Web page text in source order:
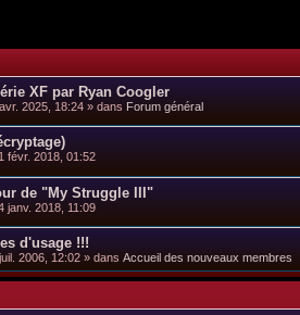
XF par Ryan Coogler
2025, 18:24 » dans Forum général
févr. 2018, 01:52
de "My Struggle III"
janv. 2018, 11:09
d'usage !!!
2006, 12:02 » dans Accueil des nouveaux membres